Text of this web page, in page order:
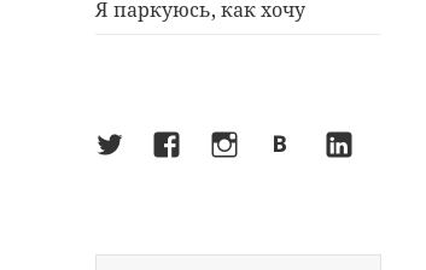
Я паркуюсь, как хочу
TwitterFacebookInstagramВКонтакте
LinkedIn